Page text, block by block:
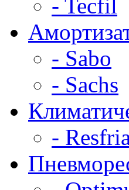
- Tecfil
- Sabo
- Sachs
-